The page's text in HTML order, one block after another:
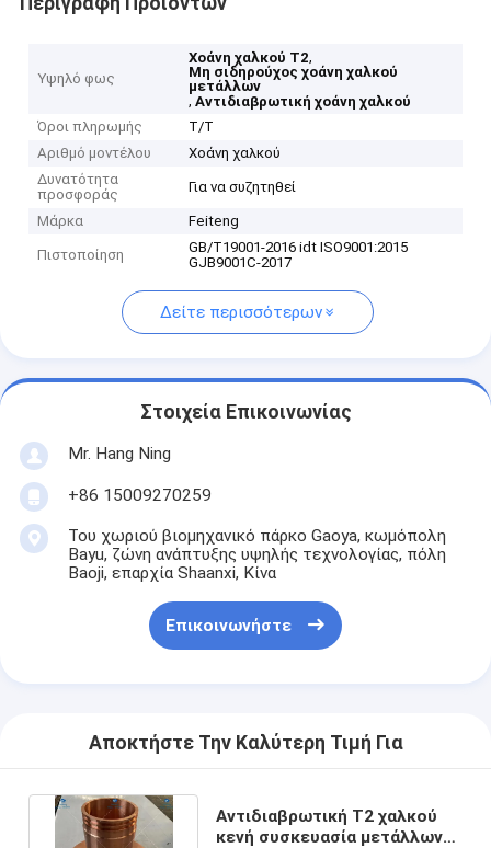
Υψηλό φως
Χοάνη χαλκού T2,
Μη σιδηρούχος χοάνη χαλκού
μετάλλων
,Αντιδιαβρωτική χοάνη χαλκού
Όροι πληρωμής
T/T
Αριθμό μοντέλου
Χοάνη χαλκού
Δυνατότητα
προσφοράς
Για να συζητηθεί
Μάρκα Feiteng
Πιστοποίηση
GB/T19001-2016 idt ISO9001:2015
GJB9001C-2017
Δείτε περισσότερων
Στοιχεία Επικοινωνίας
Mr. Hang Ning
+86 15009270259
Του χωριού βιομηχανικό πάρκο Gaoya, κωμόπολη
Bayu, ζώνη ανάπτυξης υψηλής τεχνολογίας, πόλη
Baoji, επαρχία Shaanxi, Κίνα
Επικοινωνήστε
Αποκτήστε Την Καλύτερη Τιμή Για
Αντιδιαβρωτική T2 χαλκού
κενή συσκευασία μετάλλων